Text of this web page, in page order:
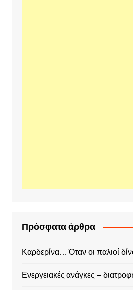
Πρόσφατα άρθρα
Καρδερίνα… Όταν οι παλιοί
Ενεργειακές ανάγκες –